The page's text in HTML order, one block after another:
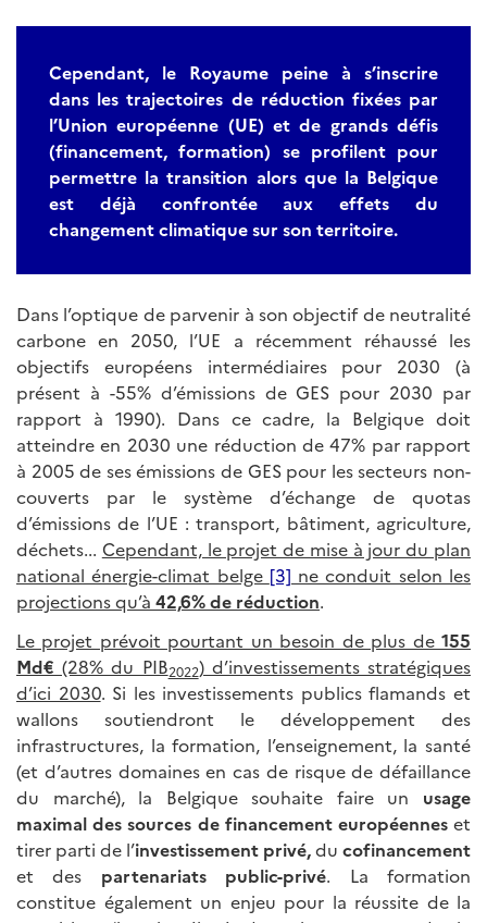
Cependant, le Royaume peine à s’inscrire
dans les trajectoires de réduction fixées par
l’Union européenne (UE) et de grands défis
(financement, formation) se profilent pour
permettre la transition alors que la Belgique
est déjà confrontée aux effets du
changement climatique sur son territoire.
Dans l’optique de parvenir à son objectif de neutralité
carbone en 2050, l’UE a récemment réhaussé les
objectifs européens intermédiaires pour 2030 (à
présent à -55% d’émissions de GES pour 2030 par
rapport à 1990). Dans ce cadre, la Belgique doit
atteindre en 2030 une réduction de 47% par rapport
à 2005 de ses émissions de GES pour les secteurs non-
couverts par le système d’échange de quotas
d’émissions de l’UE : transport, bâtiment, agriculture,
déchets... Cependant, le projet de mise à jour du plan
national énergie-climat belge [3] ne conduit selon les
projections qu’à 42,6% de réduction.
Le projet prévoit pourtant un besoin de plus de 155
Md€ (28% du PIB2022) d’investissements stratégiques
d’ici 2030. Si les investissements publics flamands et
wallons soutiendront le développement des
infrastructures, la formation, l’enseignement, la santé
(et d’autres domaines en cas de risque de défaillance
du marché), la Belgique souhaite faire un usage
maximal des sources de financement européenneset
tirer parti de l’investissement privé,du cofinancement
et des partenariats public-privé. La formation
constitue également un enjeu pour la réussite de la